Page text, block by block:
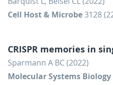
Cell Host & Microbe3128
CRISPR memories in
Sparmann A BC (2022)
Molecular Systems Biology